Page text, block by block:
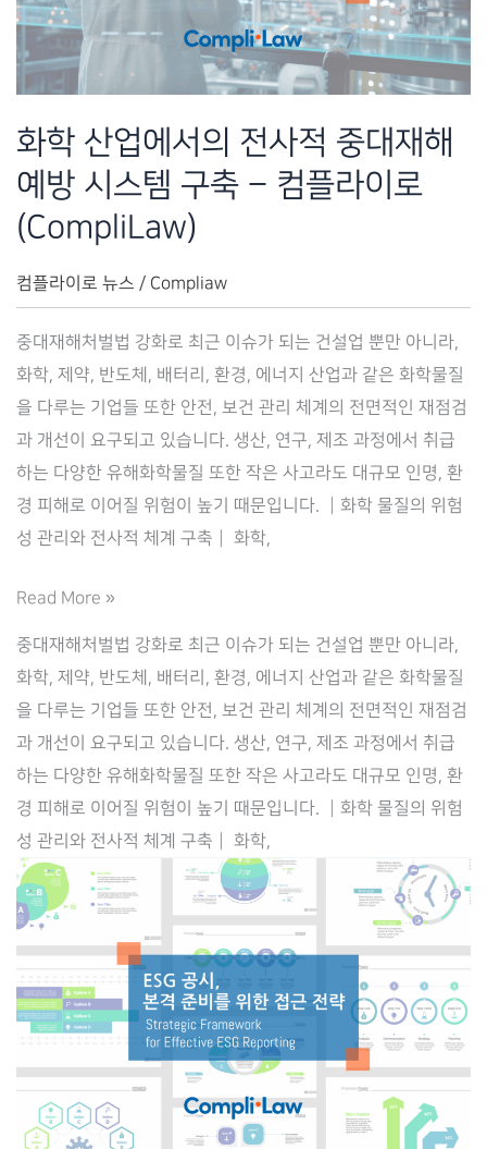
–
Complilaw(컴
플
이
로)
화학 산업에서의 전사적 중대재해
예방 시스템 구축 – 컴플라이로
(CompliLaw)
컴플라이로 뉴스 / Compliaw
중대재해처벌법 강화로 최근 이슈가 되는 건설업 뿐만 아니라,
화학, 제약, 반도체, 배터리, 환경, 에너지 산업과 같은 화학물질
을 다루는 기업들 또한 안전, 보건 관리 체계의 전면적인 재점검
과 개선이 요구되고 있습니다. 생산, 연구, 제조 과정에서 취급
하는 다양한 유해화학물질 또한 작은 사고라도 대규모 인명, 환
경 피해로 이어질 위험이 높기 때문입니다. ┃화학 물질의 위험
성 관리와 전사적 체계 구축┃ 화학,
화
사
적
중
대
재
해
방
Read More »
중대재해처벌법 강화로 최근 이슈가 되는 건설업 뿐만 아니라,
화학, 제약, 반도체, 배터리, 환경, 에너지 산업과 같은 화학물질
을 다루는 기업들 또한 안전, 보건 관리 체계의 전면적인 재점검
과 개선이 요구되고 있습니다. 생산, 연구, 제조 과정에서 취급
하는 다양한 유해화학물질 또한 작은 사고라도 대규모 인명, 환
경 피해로 이어질 위험이 높기 때문입니다. ┃화학 물질의 위험
성 관리와 전사적 체계 구축┃ 화학,